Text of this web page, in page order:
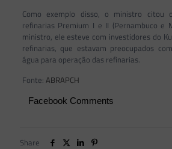
Como exemplo disso, o ministro citou
refinarias Premium I e II (Pernambuco e
ministro, ele esteve com investidores do
refinarias, que estavam preocupados
água para operação das refinarias.
Fonte: ABRAPCH
Facebook Comments
Share